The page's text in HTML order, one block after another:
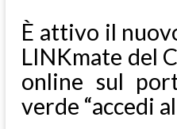
È attivo il
LINKmate del
online sul
verde “accedi